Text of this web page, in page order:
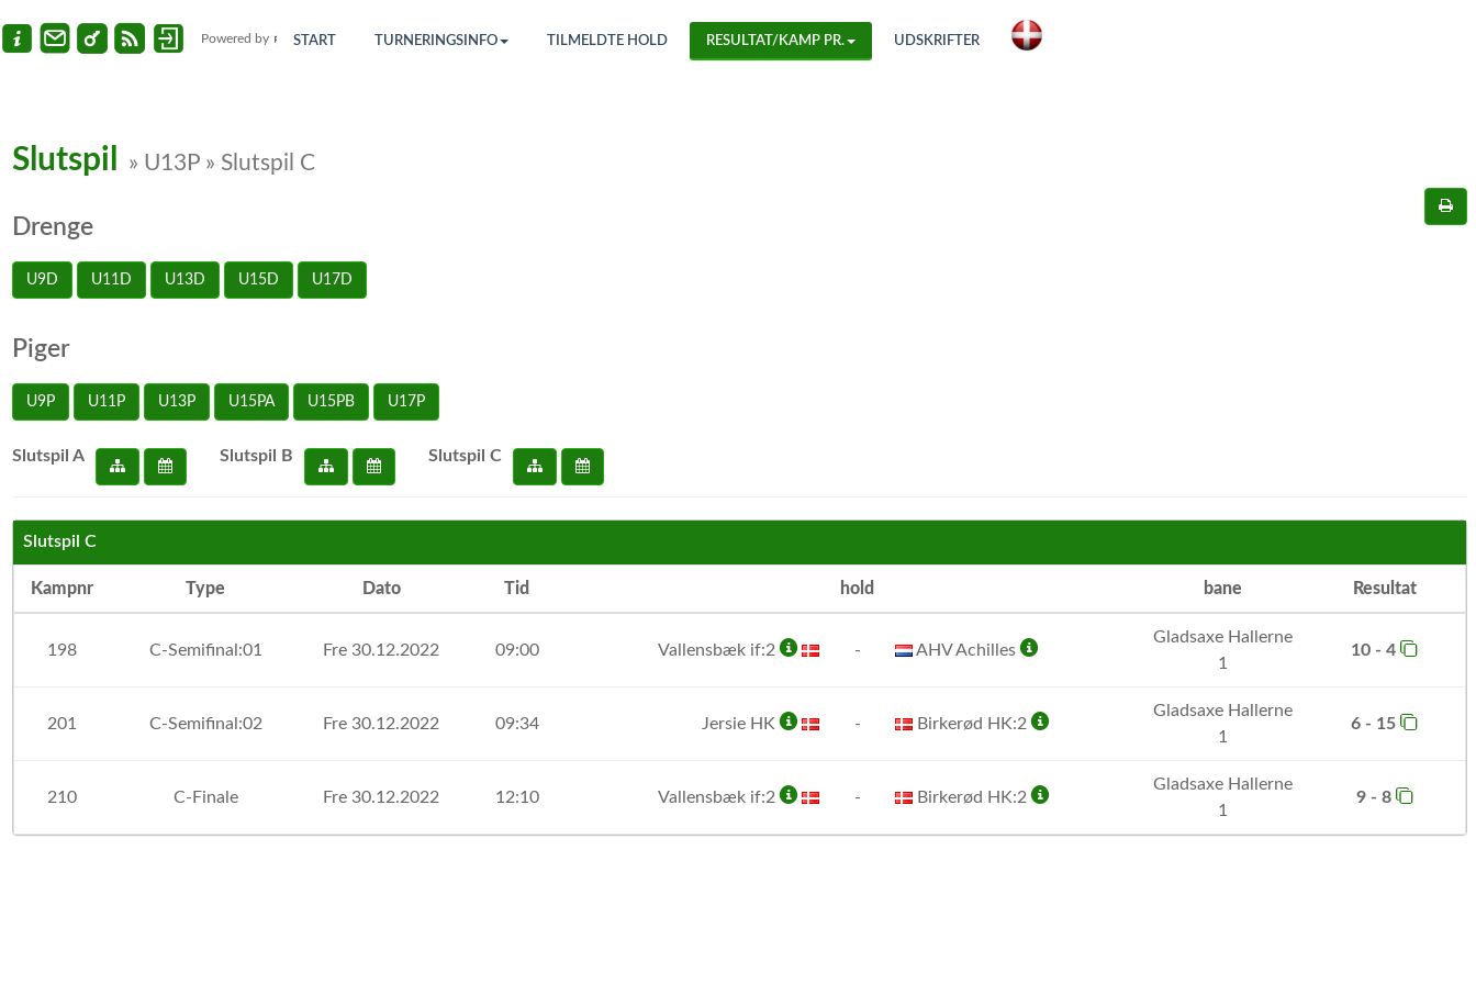
Powered by START TURNERINGSINFO TILMELDTE HOLD RESULTAT/KAMP PR. UDSKRIFTER
Slutspil » U13P » Slutspil C
Drenge
U9D U11D U13D U15D U17D
Piger
U9P U11P U13P U15PA U15PB U17P
Slutspil A Slutspil B Slutspil C
Slutspil C
Kampnr Type Dato Tid hold bane Resultat
198 C-Semifinal:01 Fre 30.12.2022 09:00 Vallensbæk if:2 - AHV Achilles
Gladsaxe Hallerne
1
10 - 4
201 C-Semifinal:02 Fre 30.12.2022 09:34 Jersie HK - Birkerød HK:2
Gladsaxe Hallerne
1
6 - 15
210 C-Finale Fre 30.12.2022 12:10 Vallensbæk if:2 - Birkerød HK:2
Gladsaxe Hallerne
1
9 - 8